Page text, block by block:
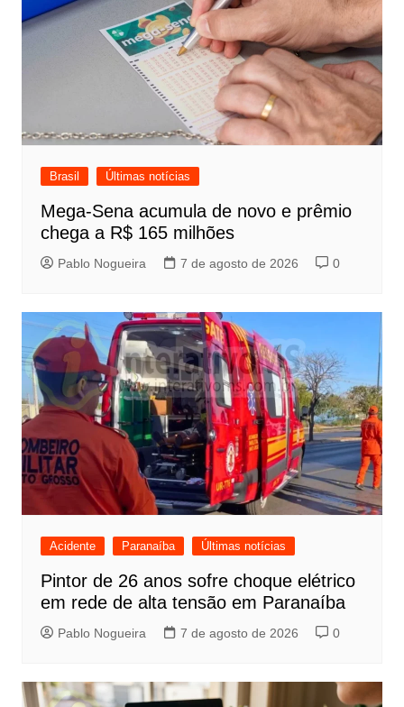
Brasil Últimas notícias
Mega-Sena acumula de novo e prêmio
chega a R$ 165 milhões
Pablo Nogueira 7 de agosto de 2026 0
Acidente Paranaíba Últimas notícias
Pintor de 26 anos sofre choque elétrico
em rede de alta tensão em Paranaíba
Pablo Nogueira 7 de agosto de 2026 0